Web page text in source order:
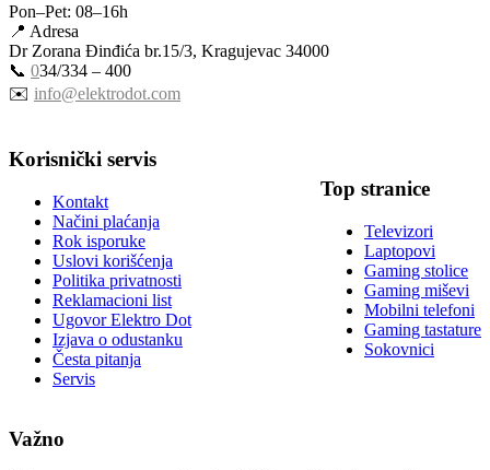
Pon–Pet: 08–16h
📍 Adresa
Dr Zorana Đinđića br.15/3, Kragujevac 34000
📞 034/334 – 400
✉️ info@elektrodot.com
Korisnički servis
Kontakt
Načini plaćanja
Rok isporuke
Uslovi korišćenja
Politika privatnosti
Reklamacioni list
Ugovor Elektro Dot
Izjava o odustanku
Česta pitanja
Servis
Top stranice
Televizori
Laptopovi
Gaming stolice
Gaming miševi
Mobilni telefoni
Gaming tastature
Sokovnici
Važno